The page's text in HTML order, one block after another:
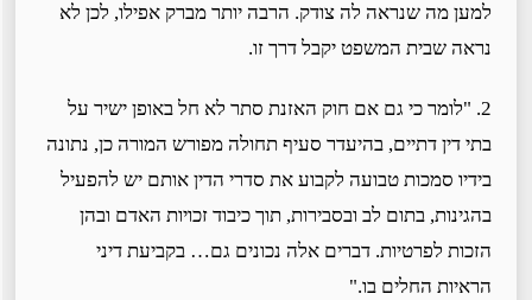
למען מה שנראה לה צודק. הרבה יותר מברק אפילו, לכן לא
נראה שבית המשפט יקבל דרך זו.
2. "לומר כי גם אם חוק האזנת סתר לא חל באופן ישיר על
בתי דין דתיים, בהיעדר סעיף תחולה מפורש המורה כן, נתונה
בידיו סמכות טבועה לקבוע את סדרי הדין אותם יש להפעיל
בהגינות, בתום לב ובסבירות, תוך כיבוד זכויות האדם ובהן
הזכות לפרטיות. דברים אלה נכונים גם… בקביעת דיני
הראיות החלים בו."